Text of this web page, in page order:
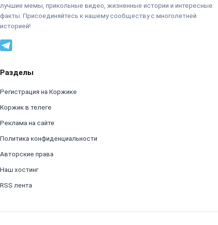
лучшие мемы, прикольные видео, жизненные истории и интересные
факты. Присоединяйтесь к нашему сообществу с многолетней
историей!
Разделы
Регистрация на Коржике
Коржик в телеге
Реклама на сайте
Политика конфиденциальности
Авторские права
Наш хостинг
RSS лента